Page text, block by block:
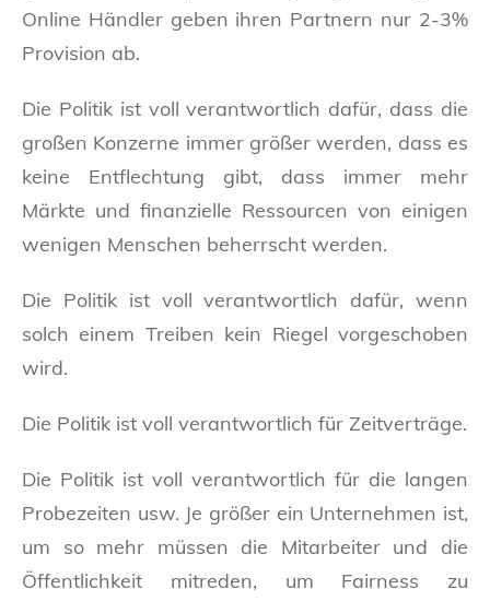
Online Händler geben ihren Partnern nur 2-3%
Provision ab.
Die Politik ist voll verantwortlich dafür, dass die
großen Konzerne immer größer werden, dass es
keine Entflechtung gibt, dass immer mehr
Märkte und finanzielle Ressourcen von einigen
wenigen Menschen beherrscht werden.
Die Politik ist voll verantwortlich dafür, wenn
solch einem Treiben kein Riegel vorgeschoben
wird.
Die Politik ist voll verantwortlich für Zeitverträge.
Die Politik ist voll verantwortlich für die langen
Probezeiten usw. Je größer ein Unternehmen ist,
um so mehr müssen die Mitarbeiter und die
Öffentlichkeit mitreden, um Fairness zu